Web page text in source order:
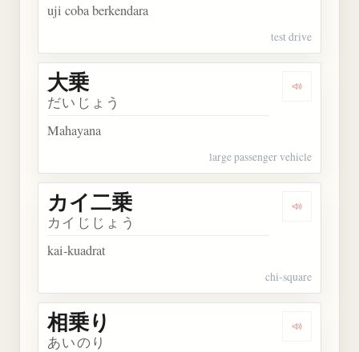
uji coba berkendara
test drive
Dengarkan
大乗
だいじょう
Mahayana
large passenger vehicle
Dengarkan
カイ二乗
カイじじょう
kai-kuadrat
chi-square
Dengarkan
相乗り
あいのり